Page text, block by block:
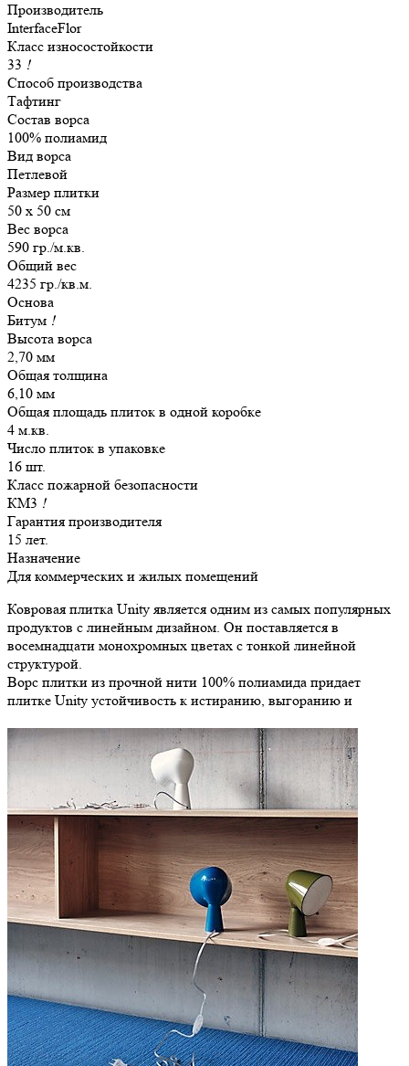
Производитель
InterfaceFlor
Класс износостойкости
33 !
Способ производства
Тафтинг
Состав ворса
100% полиамид
Вид ворса
Петлевой
Размер плитки
50 х 50 см
Вес ворса
590 гр./м.кв.
Общий вес
4235 гр./кв.м.
Основа
Битум !
Высота ворса
2,70 мм
Общая толщина
6,10 мм
Общая площадь плиток в одной коробке
4 м.кв.
Число плиток в упаковке
16 шт.
Класс пожарной безопасности
КМ3 !
Гарантия производителя
15 лет.
Назначение
Для коммерческих и жилых помещений
Ковровая плитка Unity является одним из самых популярных
продуктов с линейным дизайном. Он поставляется в
восемнадцати монохромных цветах с тонкой линейной
структурой.
Ворс плитки из прочной нити 100% полиамида придает
плитке Unity устойчивость к истиранию, выгоранию и